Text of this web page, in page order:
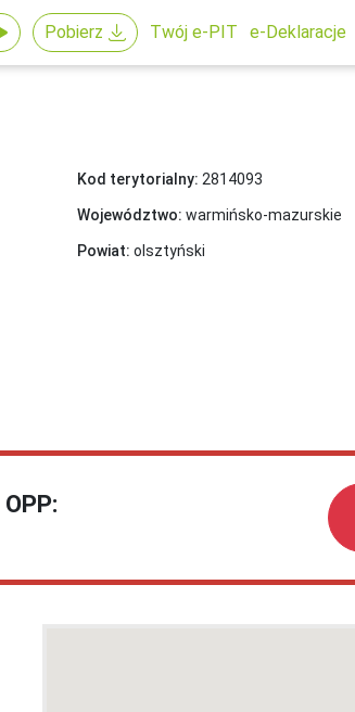
Pobierz Twój e-PIT e-Deklaracje
Kod terytorialny: 2814093
Województwo: warmińsko-mazurskie
Powiat: olsztyński